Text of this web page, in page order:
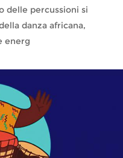
delle percussioni si
danza africana,
energ